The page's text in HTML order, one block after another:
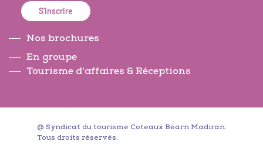
S'inscrire
Nos brochures
En groupe
Tourisme d'affaires & Réceptions
@ Syndicat du tourisme Coteaux Béarn Madiran.
Tous droits réservés.